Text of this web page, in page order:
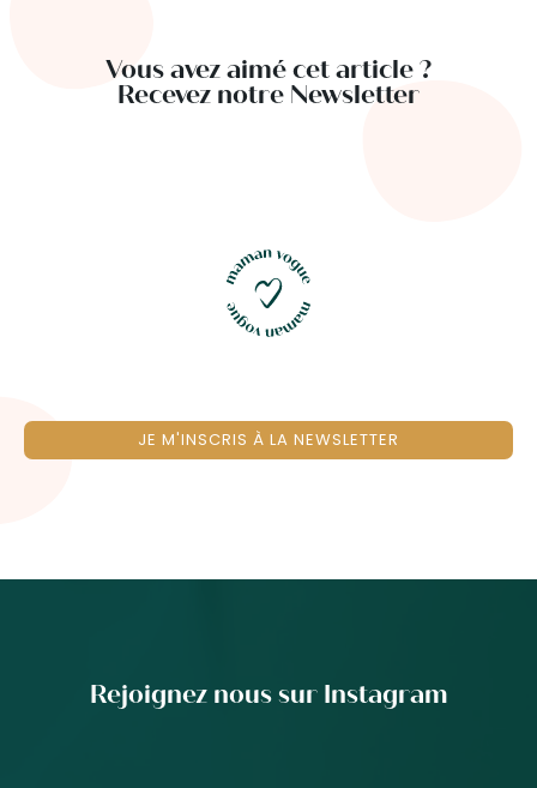
Vous avez aimé cet article ?
Recevez notre Newsletter
JE M'INSCRIS À LA NEWSLETTER
Rejoignez nous sur Instagram